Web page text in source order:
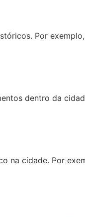
Por
dentro da
cidade. Por